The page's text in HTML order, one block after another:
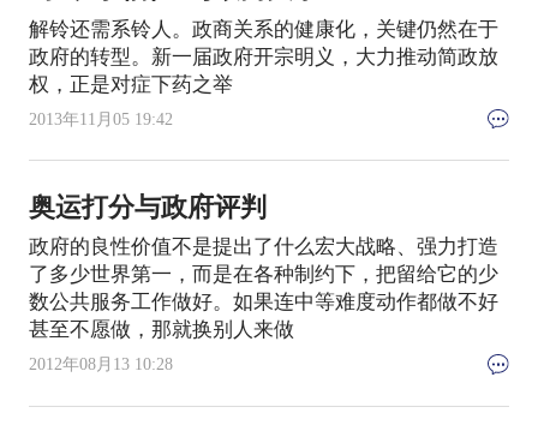
解铃还需系铃人。政商关系的健康化，关键仍然在于
政府的转型。新一届政府开宗明义，大力推动简政放
权，正是对症下药之举
2013年11月05 19:42
奥运打分与政府评判
政府的良性价值不是提出了什么宏大战略、强力打造
了多少世界第一，而是在各种制约下，把留给它的少
数公共服务工作做好。如果连中等难度动作都做不好
甚至不愿做，那就换别人来做
2012年08月13 10:28